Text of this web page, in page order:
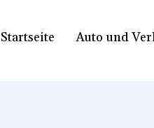
Startseite Auto und